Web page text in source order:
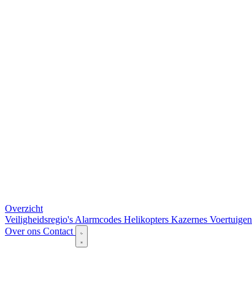
Overzicht
Veiligheidsregio's Alarmcodes Helikopters Kazernes Voertuigen
Over ons Contact